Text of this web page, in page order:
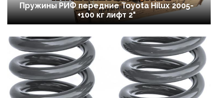
Пружины РИФ передние Toyota Hilux 2005-
+100 кг лифт 2"